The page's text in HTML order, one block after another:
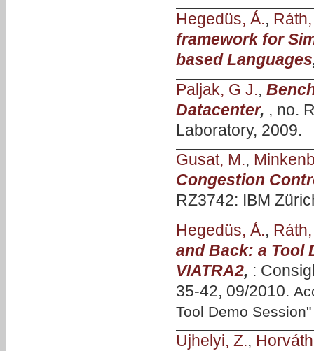
Hegedüs, Á.,
framework for
based Languages
Paljak, G J.,
Datacenter, , no.
Laboratory, 2009.
Gusat, M.,
Congestion
RZ3742: IBM
Hegedüs, Á.,
and Back: a Tool
VIATRA2, :
35-42, 09/2010.
Tool Demo
Ujhelyi, Z.,